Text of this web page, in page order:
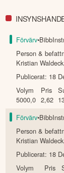
Förvärv•
Person &
Kristian Waldeck
Publicerat: 18
Volym
5000,0
Pris
2,62
Förvärv•
Person &
Kristian Waldeck
Publicerat: 18
Volym
Pris